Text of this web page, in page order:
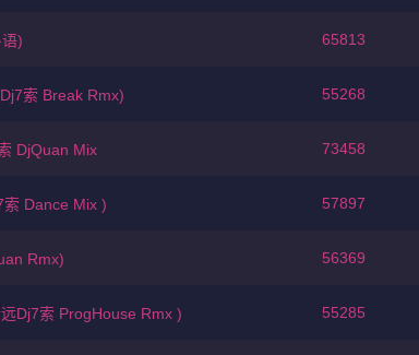
) 65813
索 Break Rmx) 55268
DjQuan Mix 73458
Dance Mix ) 57897
Rmx) 56369
Dj7索 ProgHouse Rmx ) 55285